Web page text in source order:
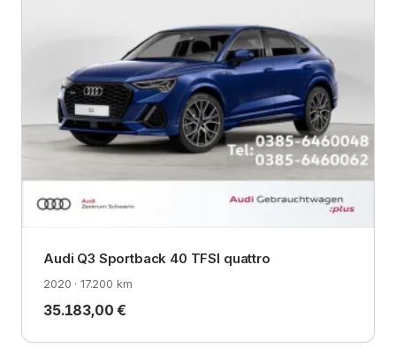
Audi Q3 Sportback 40 TFSI quattro
2020 · 17.200 km
35.183,00 €